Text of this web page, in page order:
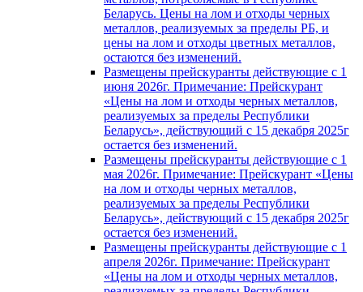
Беларусь. Цены на лом и отходы черных
металлов, реализуемых за пределы РБ, и
цены на лом и отходы цветных металлов,
остаются без изменений.
Размещены прейскуранты действующие с 1
июня 2026г. Примечание: Прейскурант
«Цены на лом и отходы черных металлов,
реализуемых за пределы Республики
Беларусь», действующий с 15 декабря 2025г
остается без изменений.
Размещены прейскуранты действующие с 1
мая 2026г. Примечание: Прейскурант «Цены
на лом и отходы черных металлов,
реализуемых за пределы Республики
Беларусь», действующий с 15 декабря 2025г
остается без изменений.
Размещены прейскуранты действующие с 1
апреля 2026г. Примечание: Прейскурант
«Цены на лом и отходы черных металлов,